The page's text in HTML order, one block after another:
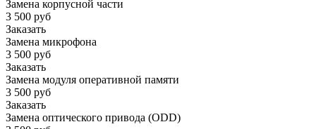
Замена корпусной части
3 500 руб
Заказать
Замена микрофона
3 500 руб
Заказать
Замена модуля оперативной памяти
3 500 руб
Заказать
Замена оптического привода (ODD)